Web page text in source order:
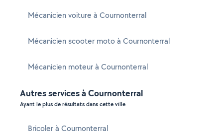
Mécanicien voiture à Cournonterral
Mécanicien scooter moto à Cournonterral
Mécanicien moteur à Cournonterral
Autres services à Cournonterral
Ayant le plus de résultats dans cette ville
Bricoler à Cournonterral